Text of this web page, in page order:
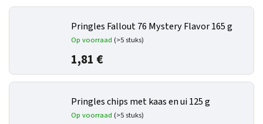
Pringles Fallout 76 Mystery Flavor 165 g
Op voorraad (>5 stuks)
1,81 €
Pringles chips met kaas en ui 125 g
Op voorraad (>5 stuks)